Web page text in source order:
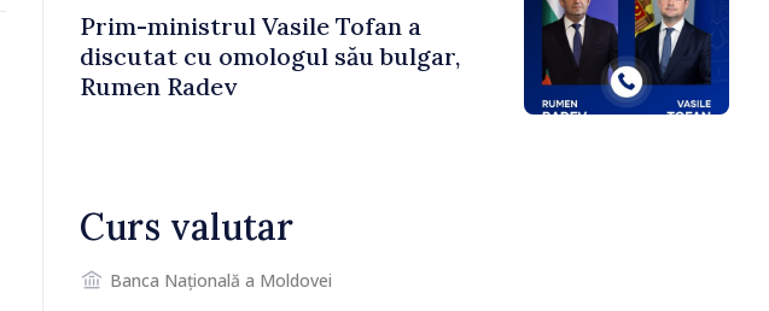
Prim-ministrul Vasile Tofan a
discutat cu omologul său bulgar,
Rumen Radev
Curs valutar
Banca Națională a Moldovei